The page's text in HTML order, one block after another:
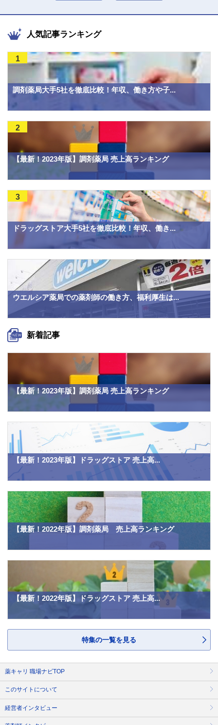
人気記事ランキング
調剤薬局大手5社を徹底比較！年収、働き方や子...
1
【最新！2023年版】調剤薬局 売上高ランキング
2
ドラッグストア大手5社を徹底比較！年収、働き...
3
ウエルシア薬局での薬剤師の働き方、福利厚生は...
新着記事
【最新！2023年版】調剤薬局 売上高ランキング
【最新！2023年版】ドラッグストア 売上高...
【最新！2022年版】調剤薬局 売上高ランキング
【最新！2022年版】ドラッグストア 売上高...
特集の一覧を見る
薬キャリ 職場ナビTOP
このサイトについて
経営者インタビュー